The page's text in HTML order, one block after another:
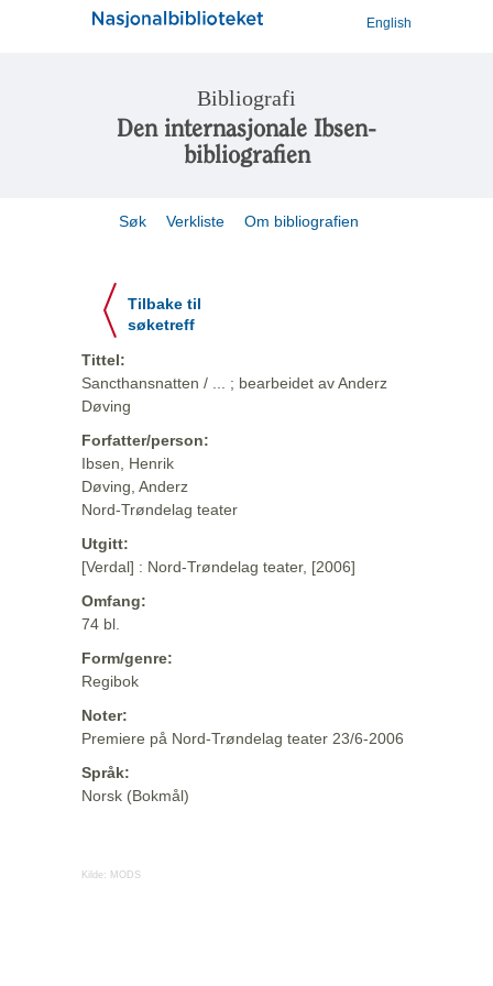
English
Bibliografi
Den internasjonale Ibsen-
bibliografien
Søk Verkliste Om bibliografien
Tilbake til
søketreff
Tittel:
Sancthansnatten / ... ; bearbeidet av Anderz
Døving
Forfatter/person:
Ibsen, Henrik
Døving, Anderz
Nord-Trøndelag teater
Utgitt:
[Verdal] : Nord-Trøndelag teater, [2006]
Omfang:
74 bl.
Form/genre:
Regibok
Noter:
Premiere på Nord-Trøndelag teater 23/6-2006
Språk:
Norsk (Bokmål)
Kilde: MODS